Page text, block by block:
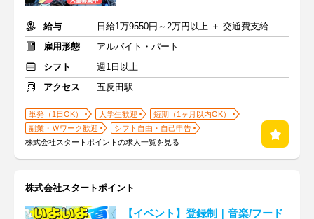
給与
日給1万9550円～2万円以上 ＋ 交通費支給
雇用形態
アルバイト・パート
シフト
週1日以上
アクセス
五反田駅
単発（1日OK） 大学生歓迎
短期（1ヶ月以内OK）
副業・Ｗワーク歓迎
シフト自由・自己申告
株式会社スタートポイントの求人一覧を見る
株式会社スタートポイント
【イベント】登録制｜音楽/フード